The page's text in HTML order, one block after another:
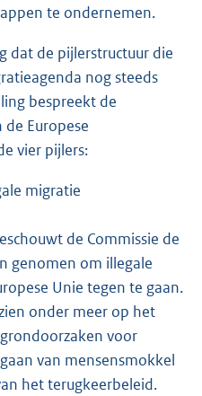
te ondernemen.
dat de pijlerstructuur die
nog steeds
bespreekt de
Europese
vier pijlers:
migratie
de Commissie de
genomen om illegale
Unie tegen te gaan.
onder meer op het
voor
van mensensmokkel
het terugkeerbeleid.